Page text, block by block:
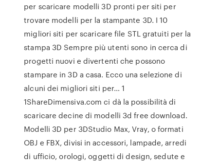
per scaricare modelli 3D pronti per siti per
trovare modelli per la stampante 3D. I 10
migliori siti per scaricare file STL gratuiti per la
stampa 3D Sempre più utenti sono in cerca di
progetti nuovi e divertenti che possono
stampare in 3D a casa. Ecco una selezione di
alcuni dei migliori siti per… 1
1ShareDimensiva.com ci dà la possibilità di
scaricare decine di modelli 3d free download.
Modelli 3D per 3DStudio Max, Vray, o formati
OBJ e FBX, divisi in accessori, lampade, arredi
di ufficio, orologi, oggetti di design, sedute e